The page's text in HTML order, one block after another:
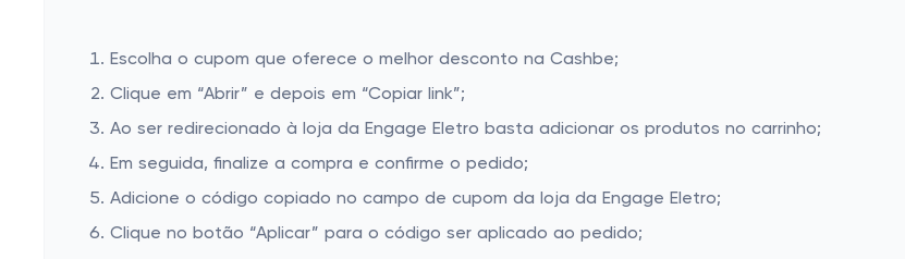
Escolha o cupom que oferece o melhor desconto na Cashbe;
Clique em “Abrir” e depois em “Copiar link”;
Ao ser redirecionado à loja da Engage Eletro basta adicionar os produtos no carrinho;
Em seguida, finalize a compra e confirme o pedido;
Adicione o código copiado no campo de cupom da loja da Engage Eletro;
Clique no botão “Aplicar” para o código ser aplicado ao pedido;